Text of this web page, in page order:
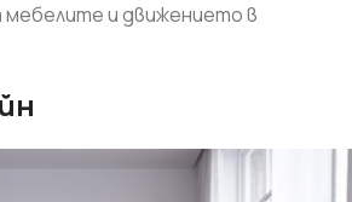
и движението в